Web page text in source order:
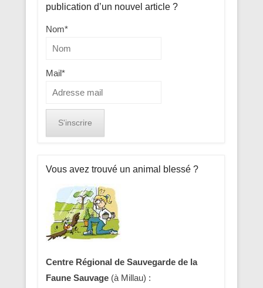
publication d’un nouvel article ?
Nom*
Mail*
Vous avez trouvé un animal blessé ?
Centre Régional de Sauvegarde de la
Faune Sauvage (à Millau) :